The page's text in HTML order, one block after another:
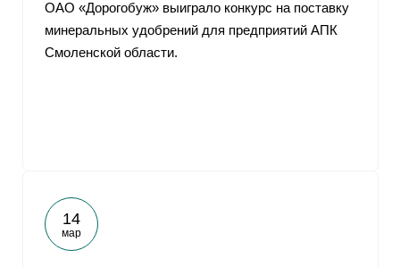
ОАО «Дорогобуж» выиграло конкурс на поставку
минеральных удобрений для предприятий АПК
Смоленской области.
14
мар